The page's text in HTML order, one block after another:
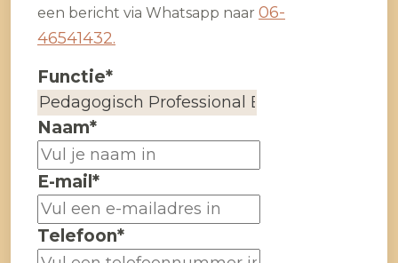
een bericht via Whatsapp naar 06-
46541432.
Functie*
Naam*
E-mail *
Telefoon*